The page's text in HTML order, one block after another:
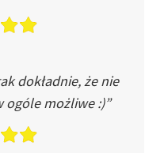
dokładnie, że nie
ogóle możliwe :)”